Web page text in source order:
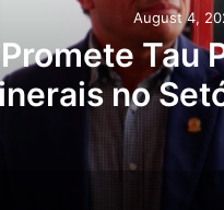
August 4,
Tau
no